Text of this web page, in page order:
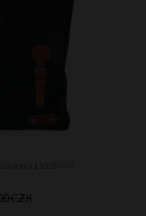
černá 1502H449
CZK